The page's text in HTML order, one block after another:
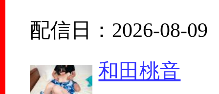
配信日：2026-08-09
和田桃音